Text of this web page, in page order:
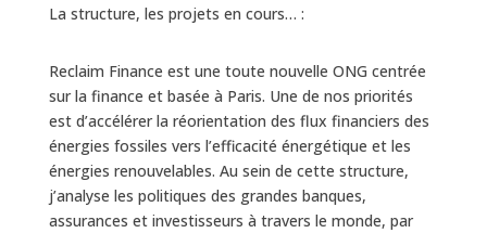
La structure, les projets en cours… :
Reclaim Finance est une toute nouvelle ONG centrée
sur la finance et basée à Paris. Une de nos priorités
est d’accélérer la réorientation des flux financiers des
énergies fossiles vers l’efficacité énergétique et les
énergies renouvelables. Au sein de cette structure,
j’analyse les politiques des grandes banques,
assurances et investisseurs à travers le monde, par